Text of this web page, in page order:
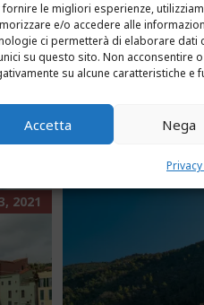
fornire le migliori esperienze,
e/o accedere alle
ci permetterà di elaborare
su questo sito. Non acconsentire
su alcune caratteristiche e
Accetta Nega
le
paradiso
del Parco del
Novaro” di
Un tempo parco
2021